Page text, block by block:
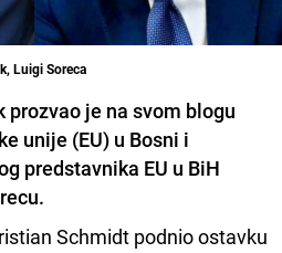
Luigi Soreca
je na svom blogu
unije (EU) u Bosni i
predstavnika EU u BiH
Schmidt podnio ostavku